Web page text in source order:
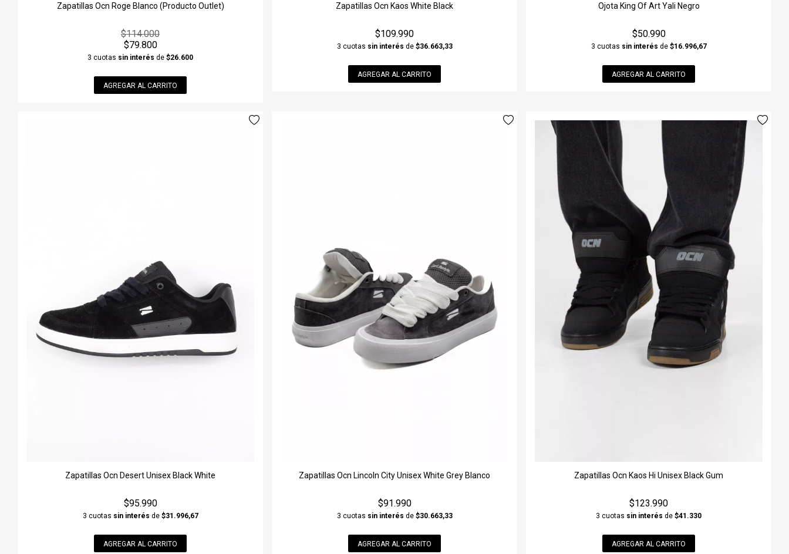
Zapatillas Ocn Roge Blanco (Producto Outlet)
$114.000
$79.800
3 cuotas sin interés de $26.600
AGREGAR AL CARRITO
Zapatillas Ocn Kaos White Black
$109.990
3 cuotas sin interés de $36.663,33
AGREGAR AL CARRITO
Ojota King Of Art Yali Negro
$50.990
3 cuotas sin interés de $16.996,67
AGREGAR AL CARRITO
Zapatillas Ocn Desert Unisex Black White
$95.990
3 cuotas sin interés de $31.996,67
AGREGAR AL CARRITO
Zapatillas Ocn Lincoln City Unisex White Grey Blanco
$91.990
3 cuotas sin interés de $30.663,33
AGREGAR AL CARRITO
Zapatillas Ocn Kaos Hi Unisex Black Gum
$123.990
3 cuotas sin interés de $41.330
AGREGAR AL CARRITO